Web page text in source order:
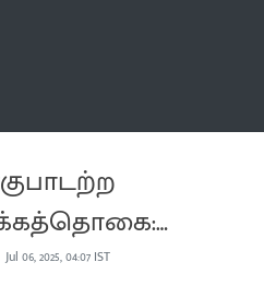
Jul 06, 2025, 04:07 IST